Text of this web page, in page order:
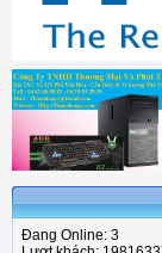
Đang Online: 3